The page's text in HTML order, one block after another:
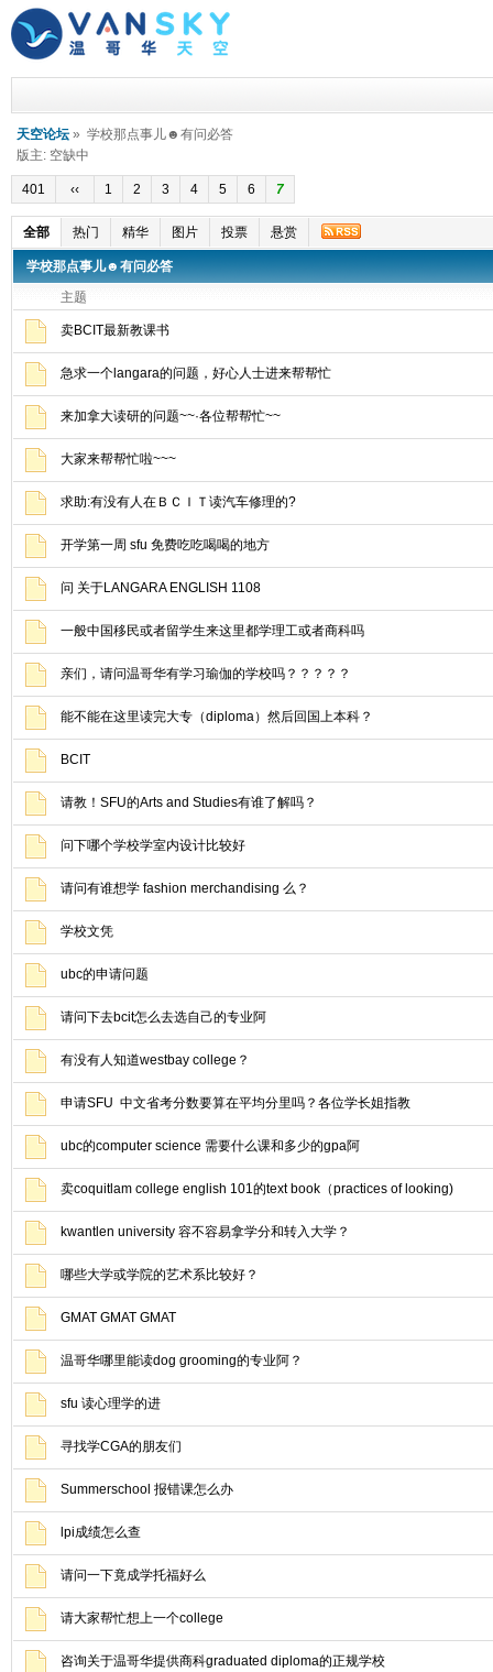
天空论坛 » 学校那点事儿☻有问必答
版主: 空缺中
401 ‹‹ 1 2 3 4 5 6 7
全部 热门 精华 图片 投票 悬赏
学校那点事儿☻有问必答
主题
卖BCIT最新教课书
急求一个langara的问题，好心人士进来帮帮忙
来加拿大读研的问题~~·各位帮帮忙~~
大家来帮帮忙啦~~~
求助:有没有人在ＢＣＩＴ读汽车修理的?
开学第一周 sfu 免费吃吃喝喝的地方
问 关于LANGARA ENGLISH 1108
一般中国移民或者留学生来这里都学理工或者商科吗
亲们，请问温哥华有学习瑜伽的学校吗？？？？？
能不能在这里读完大专（diploma）然后回国上本科？
BCIT
请教！SFU的Arts and Studies有谁了解吗？
问下哪个学校学室内设计比较好
请问有谁想学 fashion merchandising 么？
学校文凭
ubc的申请问题
请问下去bcit怎么去选自己的专业阿
有没有人知道westbay college？
申请SFU 中文省考分数要算在平均分里吗？各位学长姐指教
ubc的computer science 需要什么课和多少的gpa阿
卖coquitlam college english 101的text book（practices of looking)
kwantlen university 容不容易拿学分和转入大学？
哪些大学或学院的艺术系比较好？
GMAT GMAT GMAT
温哥华哪里能读dog grooming的专业阿？
sfu 读心理学的进
寻找学CGA的朋友们
Summerschool 报错课怎么办
lpi成绩怎么查
请问一下竟成学托福好么
请大家帮忙想上一个college
咨询关于温哥华提供商科graduated diploma的正规学校